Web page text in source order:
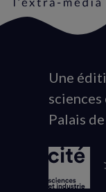
Animation
du
logo
Une
Palais